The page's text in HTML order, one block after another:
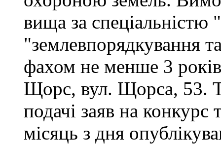
вища за спеціальністю
"землевпорядкування
фахом не менше 3
Щорс, вул. Щорса, 53.
подачі заяв на конкурс
місяць з дня